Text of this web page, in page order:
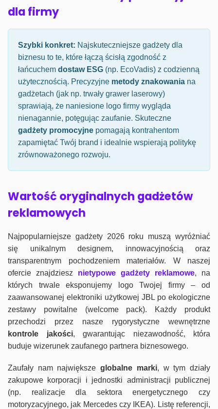
dla firmy
Szybki konkret: Najskuteczniejsze gadżety dla
biznesu to te, które łączą ścisłą zgodność z
łańcuchem dostaw ESG (np. EcoVadis) z codzienną
użytecznością. Precyzyjne metody znakowania na
gadżetach (jak np. trwały grawer laserowy)
sprawiają, że naniesione logo firmy wygląda
nienagannie, potęgując zaufanie. Skuteczne
gadżety promocyjne pomagają kontrahentom
zapamiętać Twój brand i idealnie wspierają politykę
zrównoważonego rozwoju.
Wartość oryginalnych gadżetów
reklamowych
Najpopularniejsze gadżety 2026 roku muszą wyróżniać
się unikalnym designem, innowacyjnością oraz
transparentnym pochodzeniem materiałów. W naszej
ofercie znajdziesz nietypowe gadżety reklamowe, na
których trwale eksponujemy logo Twojej firmy – od
zaawansowanej elektroniki użytkowej JBL po ekologiczne
zestawy powitalne (welcome pack). Każdy produkt
przechodzi przez nasze rygorystyczne wewnętrzne
kontrole jakości, gwarantując niezawodność, która
buduje wizerunek zaufanego partnera biznesowego.
Zaufały nam największeglobalne marki, w tym działy
zakupowe korporacji i jednostki administracji publicznej
(np. realizacje dla sektora energetycznego czy
motoryzacyjnego, jak Mercedes czy IKEA). Listę referencji,